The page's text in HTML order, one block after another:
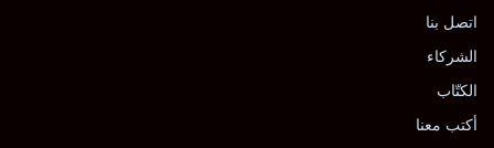
اتصل بنا
الشركاء
الكتّاب
أكتب معنا